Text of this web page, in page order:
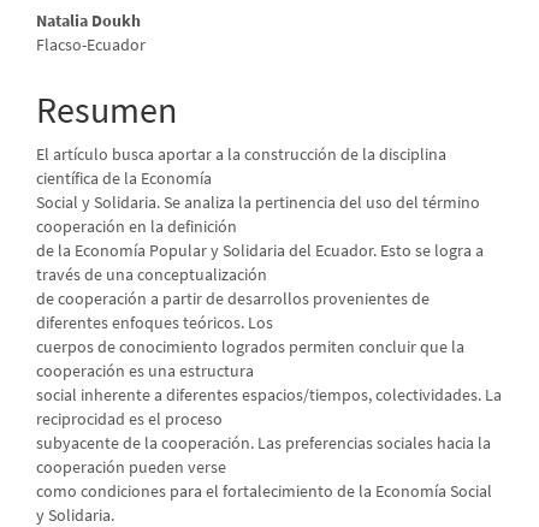
Contenido
principal
del
artículo
Natalia Doukh
Flacso-Ecuador
Resumen
El artículo busca aportar a la construcción de la disciplina
científica de la Economía
Social y Solidaria. Se analiza la pertinencia del uso del término
cooperación en la definición
de la Economía Popular y Solidaria del Ecuador. Esto se logra a
través de una conceptualización
de cooperación a partir de desarrollos provenientes de
diferentes enfoques teóricos. Los
cuerpos de conocimiento logrados permiten concluir que la
cooperación es una estructura
social inherente a diferentes espacios/tiempos, colectividades. La
reciprocidad es el proceso
subyacente de la cooperación. Las preferencias sociales hacia la
cooperación pueden verse
como condiciones para el fortalecimiento de la Economía Social
y Solidaria.